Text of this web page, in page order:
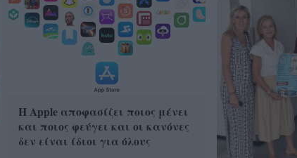
Η Apple αποφασίζει ποιος μένει
και ποιος φεύγει και οι κανόνες
δεν είναι ίδιοι για όλους